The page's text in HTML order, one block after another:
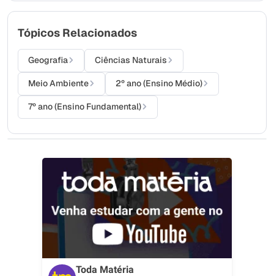
Tópicos Relacionados
Geografia Ciências Naturais
Meio Ambiente 2º ano (Ensino Médio)
7º ano (Ensino Fundamental)
Toda Matéria